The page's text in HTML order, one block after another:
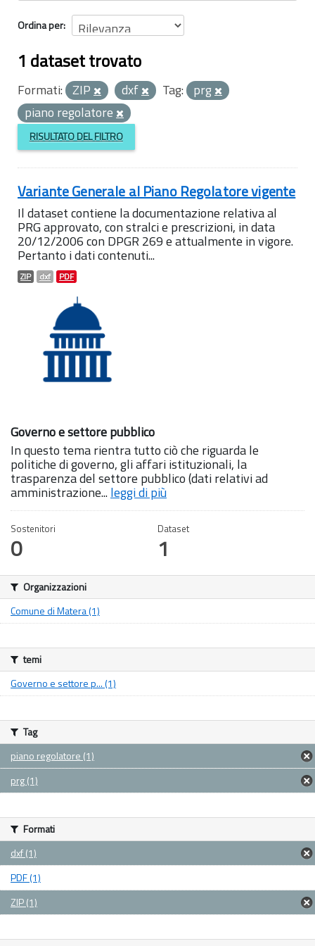
Ordina per
1 dataset trovato
Formati: ZIP dxf Tag: prg
piano regolatore
RISULTATO DEL FILTRO
Variante Generale al Piano Regolatore vigente
Il dataset contiene la documentazione relativa al
PRG approvato, con stralci e prescrizioni, in data
20/12/2006 con DPGR 269 e attualmente in vigore.
Pertanto i dati contenuti...
ZIP dxf PDF
Governo e settore pubblico
In questo tema rientra tutto ciò che riguarda le
politiche di governo, gli affari istituzionali, la
trasparenza del settore pubblico (dati relativi ad
amministrazione...leggi di più
Sostenitori
0
Dataset
1
Organizzazioni
Comune di Matera (1)
temi
Governo e settore p... (1)
Tag
piano regolatore (1)
prg (1)
Formati
dxf (1)
PDF (1)
ZIP (1)